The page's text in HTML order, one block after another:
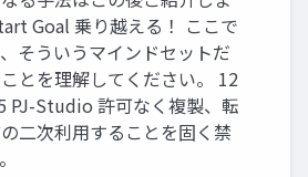
Goal 乗り越える！ ここで
そういうマインドセットだ
とを理解してください。 12
PJ-Studio 許可なく複製、転
二次利用することを固く禁